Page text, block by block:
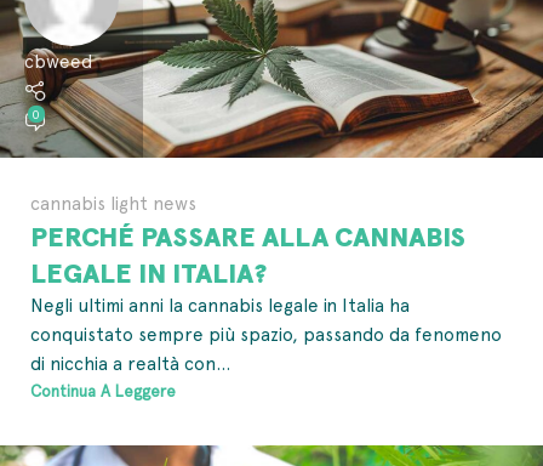
cbweed
0
cannabis light news
PERCHÉ PASSARE ALLA CANNABIS
LEGALE IN ITALIA?
Negli ultimi anni la cannabis legale in Italia ha
conquistato sempre più spazio, passando da fenomeno
di nicchia a realtà con...
Continua A Leggere